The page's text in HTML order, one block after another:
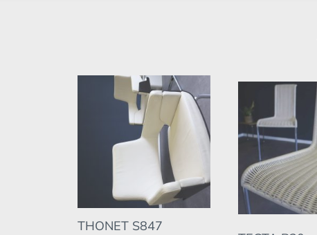
THONET S847